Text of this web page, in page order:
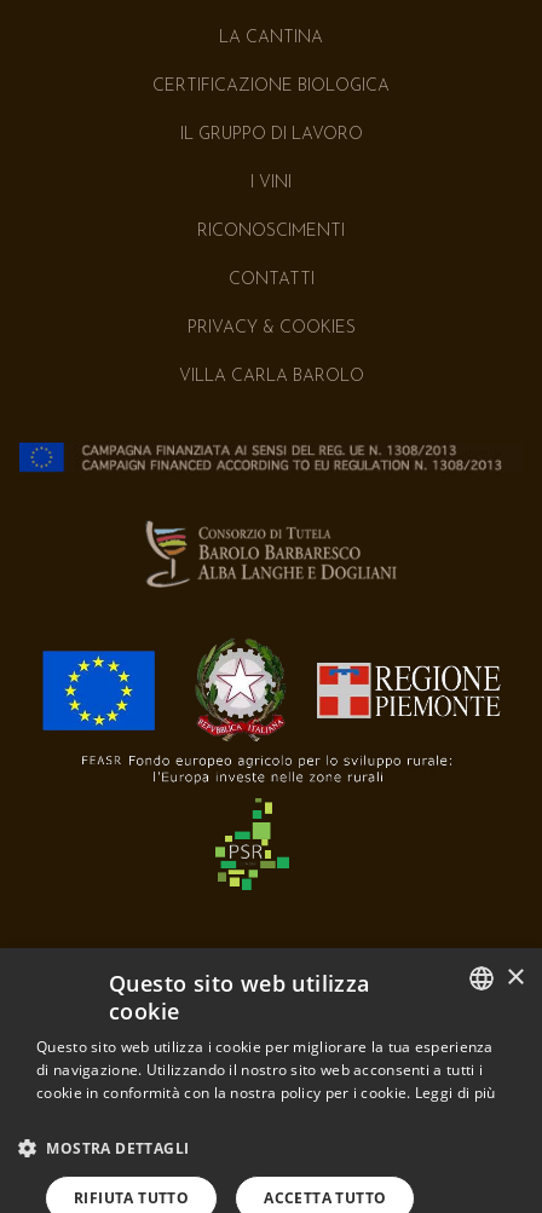
LA CANTINA
CERTIFICAZIONE BIOLOGICA
IL GRUPPO DI LAVORO
I VINI
RICONOSCIMENTI
CONTATTI
PRIVACY & COOKIES
VILLA CARLA BAROLO
Poderi e Cantine Oddero
di Mariacristina Oddero e Mariavittoria Oddero s.s.a.
Frazione Santa Maria, 28
12064 La Morra - Cuneo - Italia
ITALIAN
ENGLISH
×
Questo sito web utilizza
cookie
Questo sito web utilizza i cookie per migliorare la tua esperienza
di navigazione. Utilizzando il nostro sito web acconsenti a tutti i
cookie in conformità con la nostra policy per i cookie. Leggi di più
ACCETTA TUTTO
RIFIUTA TUTTO
MOSTRA DETTAGLI